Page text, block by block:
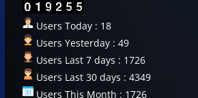
Users Today : 18
Users Yesterday : 49
Users Last 7 days : 1726
Users Last 30 days : 4349
Users This Month : 1726